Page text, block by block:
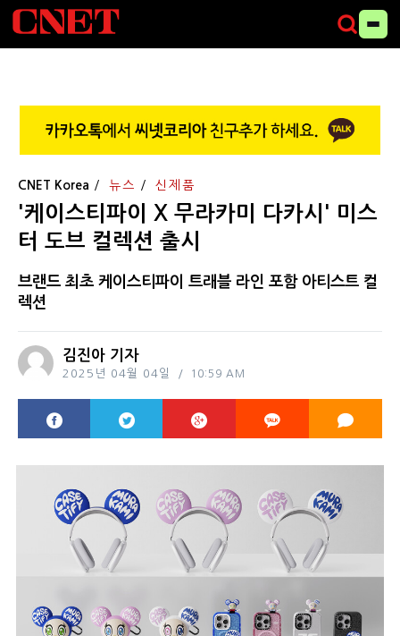
CNET Korea 뉴스 신제품
'케이스티파이 X 무라카미 다카시' 미스
터 도브 컬렉션 출시
브랜드 최초 케이스티파이 트래블 라인 포함 아티스트 컬
렉션
김진아 기자
2025년 04월 04일 10:59 AM